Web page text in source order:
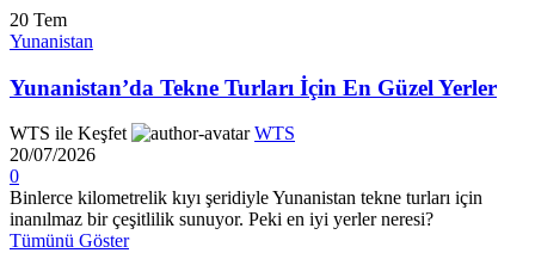
20 Tem
Yunanistan
Yunanistan’da Tekne Turları İçin En Güzel Yerler
WTS ile Keşfet
WTS
20/07/2026
0
Binlerce kilometrelik kıyı şeridiyle Yunanistan tekne turları için
inanılmaz bir çeşitlilik sunuyor. Peki en iyi yerler neresi?
Tümünü Göster